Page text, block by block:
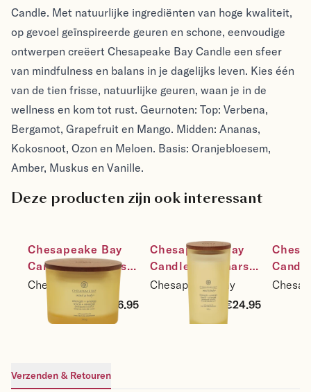
Candle. Met natuurlijke ingrediënten van hoge kwaliteit,
op gevoel geïnspireerde geuren en schone, eenvoudige
ontwerpen creëert Chesapeake Bay Candle een sfeer
van mindfulness en balans in je dagelijks leven. Kies één
van de tien frisse, natuurlijke geuren, waan je in de
wellness en kom tot rust. Geurnoten: Top: Verbena,
Bergamot, Grapefruit en Mango. Midden: Ananas,
Kokosnoot, Ozon en Meloen. Basis: Oranjebloesem,
Amber, Muskus en Vanille.
Deze producten zijn ook interessant
Chesapeake Bay
Candle Sojakaars
Strength & Energy
- Pineapple
Coconut - maat 3-
Chesapeake Bay
€26.95
Chesapeake Bay
Candle Sojakaars
Strength & Energy
- Pineapple
Coconut - maat
Chesapeake Bay
€24.95
Verzenden & Retouren